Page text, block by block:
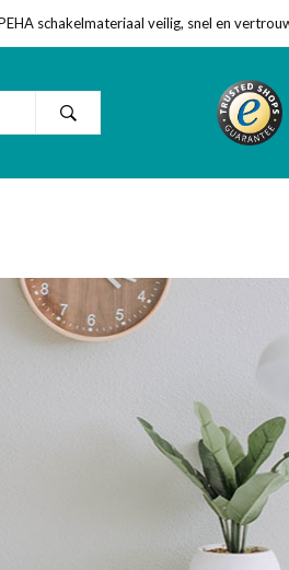
schakelmateriaal veilig, snel en